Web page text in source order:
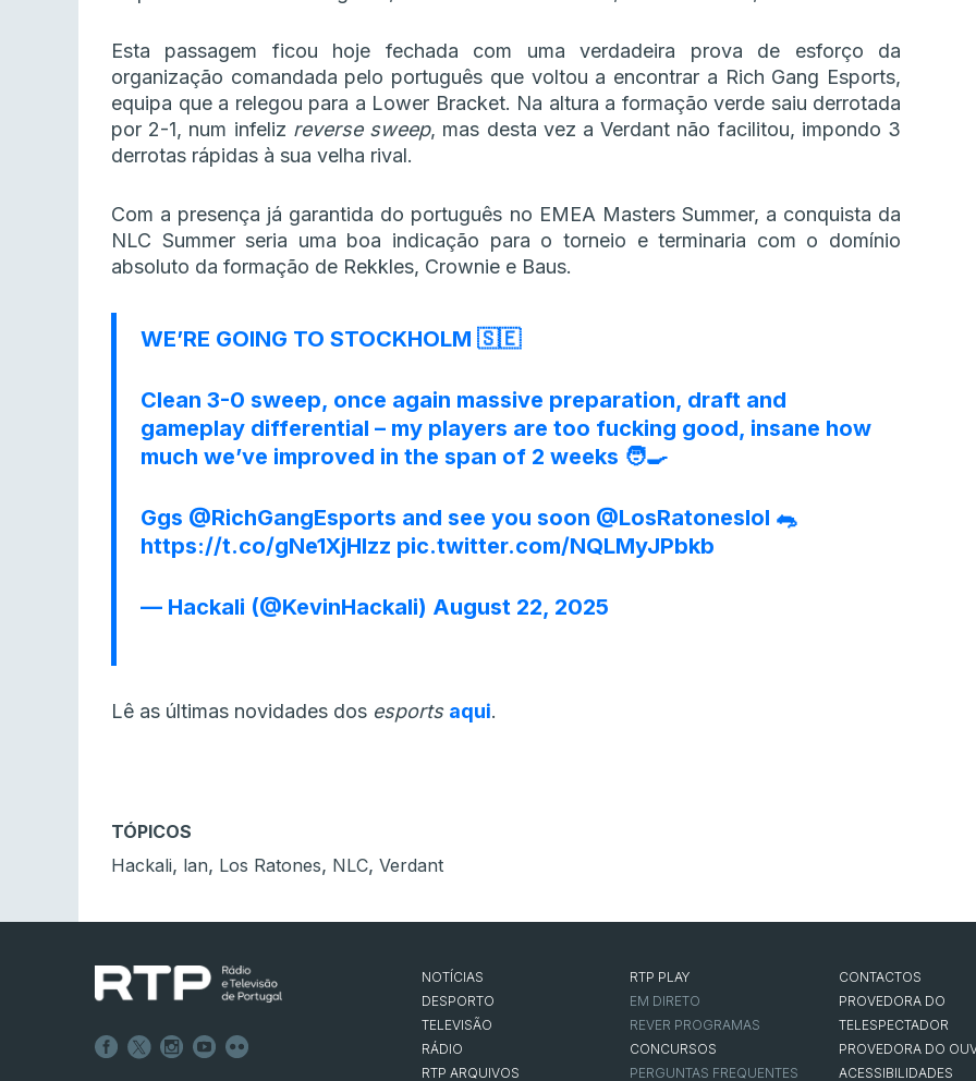
Esta passagem ficou hoje fechada com uma verdadeira prova de esforço da
organização comandada pelo português que voltou a encontrar a Rich Gang Esports,
equipa que a relegou para a Lower Bracket. Na altura a formação verde saiu derrotada
por 2-1, num infeliz reverse sweep, mas desta vez a Verdant não facilitou, impondo 3
derrotas rápidas à sua velha rival.
Com a presença já garantida do português no EMEA Masters Summer, a conquista da
NLC Summer seria uma boa indicação para o torneio e terminaria com o domínio
absoluto da formação de Rekkles, Crownie e Baus.
WE’RE GOING TO STOCKHOLM 🇸🇪
Clean 3-0 sweep, once again massive preparation, draft and
gameplay differential – my players are too fucking good, insane how
much we’ve improved in the span of 2 weeks 🧑‍🍳
Ggs @RichGangEsports and see you soon @LosRatoneslol 🐀
https://t.co/gNe1XjHIzz pic.twitter.com/NQLMyJPbkb
— Hackali (@KevinHackali) August 22, 2025
Lê as últimas novidades dos esports aqui.
TÓPICOS
Hackali, lan, Los Ratones, NLC, Verdant
NOTÍCIAS
DESPORTO
TELEVISÃO
RÁDIO
RTP ARQUIVOS
RTP PLAY
EM DIRETO
REVER PROGRAMAS
CONCURSOS
PERGUNTAS FREQUENTES
CONTACTOS
PROVEDORA DO
TELESPECTADOR
PROVEDORA DO
ACESSIBILIDADES